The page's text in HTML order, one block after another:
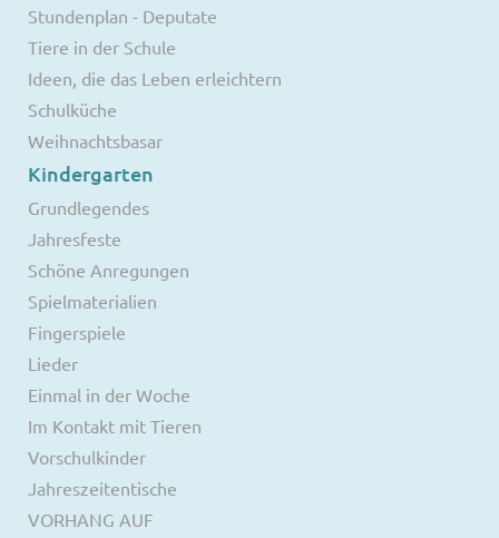
Stundenplan - Deputate
Tiere in der Schule
Ideen, die das Leben erleichtern
Schulküche
Weihnachtsbasar
Kindergarten
Grundlegendes
Jahresfeste
Schöne Anregungen
Spielmaterialien
Fingerspiele
Lieder
Einmal in der Woche
Im Kontakt mit Tieren
Vorschulkinder
Jahreszeitentische
VORHANG AUF